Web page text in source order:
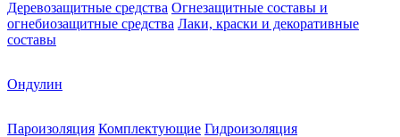
Деревозащитные средства Огнезащитные составы и
огнебиозащитные средства Лаки, краски и декоративные
составы
Ондулин
Пароизоляция Комплектующие Гидроизоляция